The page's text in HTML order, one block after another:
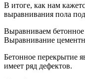
В итоге, как нам
выравнивания пола
Выравниваем
Выравнивание
Бетонное перекрытие
имеет ряд дефектов.